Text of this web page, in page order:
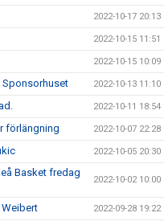
2022-10-17 20:13
2022-10-15 11:51
2022-10-15 10:09
2022-10-13 11:10
2022-10-11 18:54
förlängning 2022-10-07 22:28
2022-10-05 20:30
Basket fredag
2022-10-02 10:00
2022-09-28 19:22